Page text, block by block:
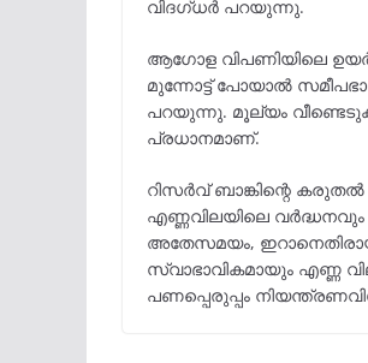
വിദഗ്ധർ പറയുന്നു.
ആഗോള വിപണിയിലെ
മുന്നോട്ട് പോയാൽ
പറയുന്നു. മൂല്യം
പ്രധാനമാണ്.
റിസർവ് ബാങ്കിന്റെ
എണ്ണവിലയിലെ
അതേസമയം,
സ്വാഭാവികമായും എണ്ണ
പണപ്പെരുപ്പം